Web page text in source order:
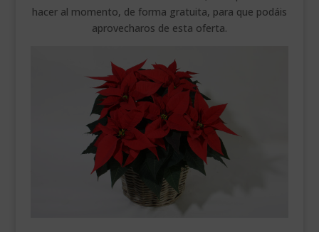
hacer al momento, de forma gratuita, para que podáis
aprovecharos de esta oferta.